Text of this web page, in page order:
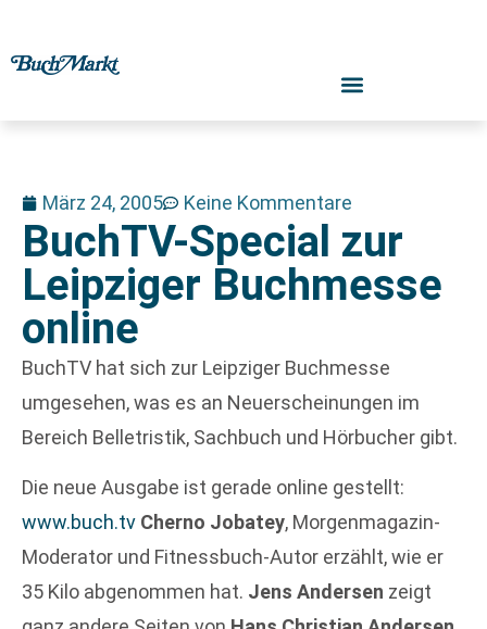
März 24, 2005 Keine Kommentare
BuchTV-Special zur
Leipziger Buchmesse
online
BuchTV hat sich zur Leipziger Buchmesse
umgesehen, was es an Neuerscheinungen im
Bereich Belletristik, Sachbuch und Hörbucher gibt.
Die neue Ausgabe ist gerade online gestellt:
www.buch.tv Cherno Jobatey, Morgenmagazin-
Moderator und Fitnessbuch-Autor erzählt, wie er
35 Kilo abgenommen hat. Jens Andersen zeigt